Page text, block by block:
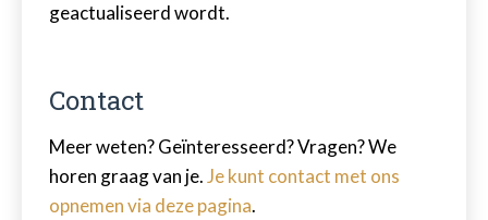
geactualiseerd wordt.
Contact
Meer weten? Geïnteresseerd? Vragen? We
horen graag van je.Je kunt contact met ons
opnemen via deze pagina.